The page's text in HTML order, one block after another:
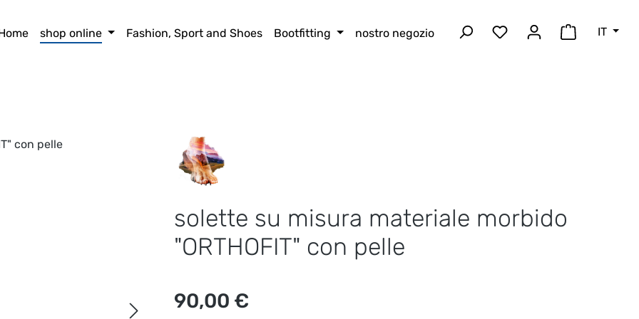
shop online Fashion, Sport and Shoes Bootfitting nostro negozio Hai 0 articoli nella lista
Il carrello
IT
solette su misura materiale morbido
"ORTHOFIT" con pelle
Prezzo normale:
90,00 €